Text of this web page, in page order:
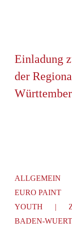
Einladung
der
ALLGEMEIN
EURO PAINT
YOUTH
BADEN-